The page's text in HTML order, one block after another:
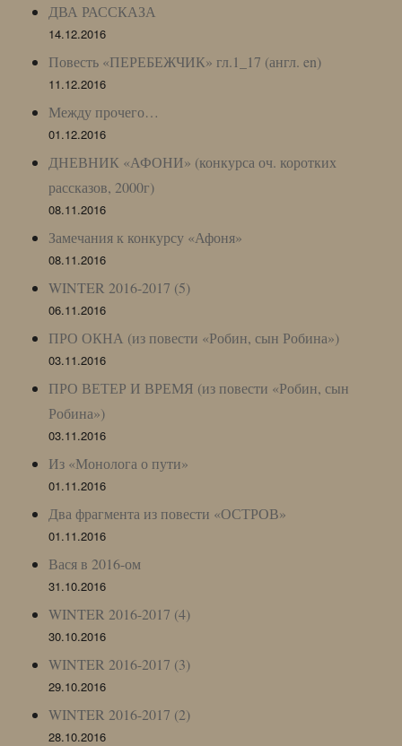
ДВА РАССКАЗА
14.12.2016
Повесть «ПЕРЕБЕЖЧИК» гл.1_17 (англ. en)
11.12.2016
Между прочего…
01.12.2016
ДНЕВНИК «АФОНИ» (конкурса оч. коротких
рассказов, 2000г)
08.11.2016
Замечания к конкурсу «Афоня»
08.11.2016
WINTER 2016-2017 (5)
06.11.2016
ПРО ОКНА (из повести «Робин, сын Робина»)
03.11.2016
ПРО ВЕТЕР И ВРЕМЯ (из повести «Робин, сын
Робина»)
03.11.2016
Из «Монолога о пути»
01.11.2016
Два фрагмента из повести «ОСТРОВ»
01.11.2016
Вася в 2016-ом
31.10.2016
WINTER 2016-2017 (4)
30.10.2016
WINTER 2016-2017 (3)
29.10.2016
WINTER 2016-2017 (2)
28.10.2016